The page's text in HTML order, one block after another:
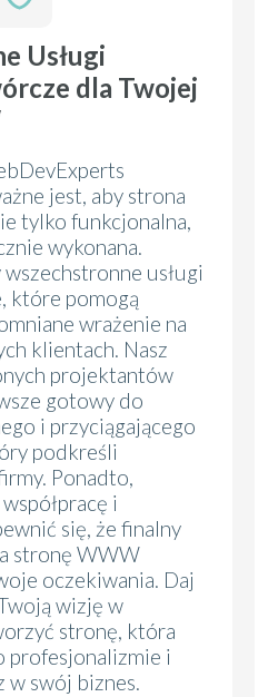
Usługi
dla Twojej
jest, aby strona
tylko funkcjonalna,
wykonana.
usługi
które pomogą
wrażenie na
klientach. Nasz
projektantów
gotowy do
i przyciągającego
podkreśli
Ponadto,
i
się, że finalny
stronę WWW
oczekiwania. Daj
wizję w
stronę, która
profesjonalizmie i
w swój biznes.